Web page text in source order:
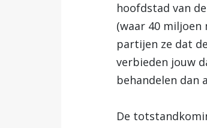
hoofdstad van
(waar 40 miljoen
partijen ze dat
verbieden jouw
behandelen dan
De